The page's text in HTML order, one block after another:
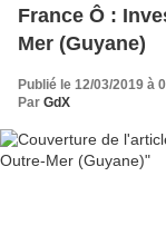
France Ô :
Mer (Guyane)
Publié le 12/03/2019 à
Par GdX